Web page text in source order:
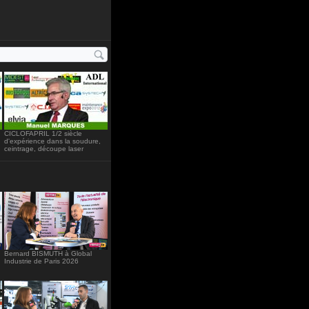
CICLOFAPRIL 1/2 siècle
d'expérience dans la soudure,
ceintrage, découpe laser
Bernard BISMUTH à Global
Industrie de Paris 2026